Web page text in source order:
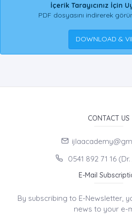
İçerik Tarayıcınız İçin
PDF dosyasını indirerek
DOWNLOAD &
CONTACT US
0541 892 71 16
E-Mail
By subscribing to E-Newsletter,
news to your e-